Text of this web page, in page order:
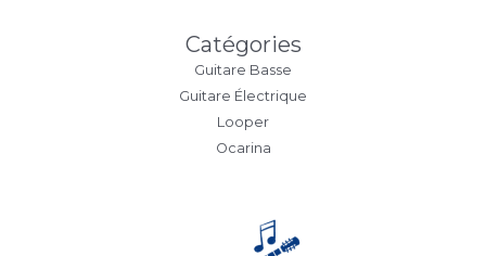
Catégories
Guitare Basse
Guitare Électrique
Looper
Ocarina